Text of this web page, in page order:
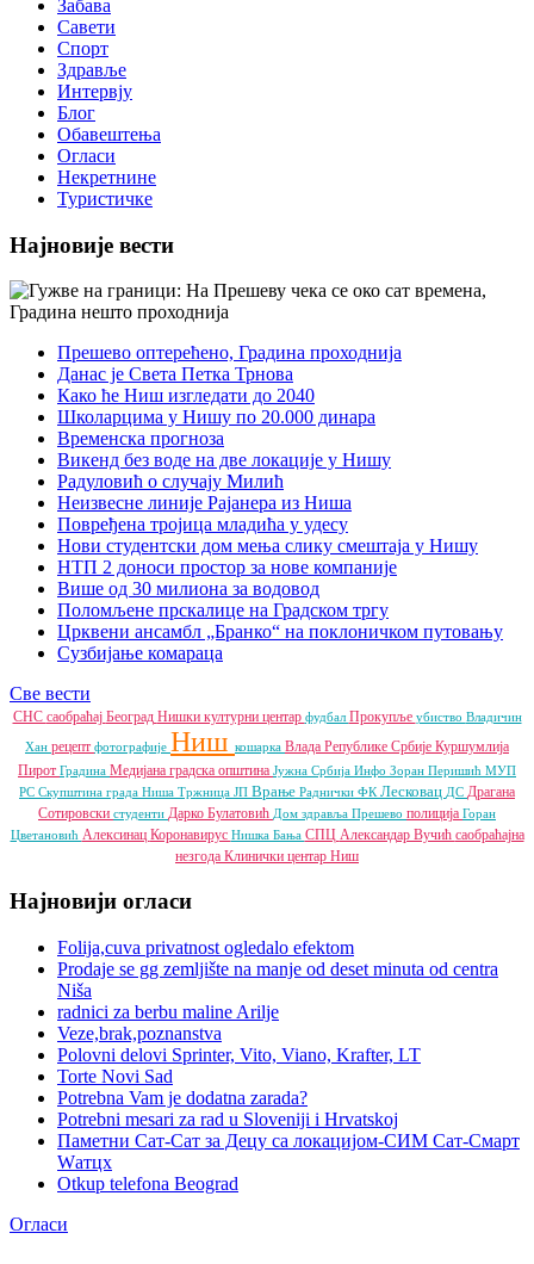
Забава
Савети
Спорт
Здравље
Интервју
Блог
Обавештења
Огласи
Некретнине
Туристичке
Најновије вести
Прешево оптерећено, Градина проходнија
Данас је Света Петка Трнова
Како ће Ниш изгледати до 2040
Школарцима у Нишу по 20.000 динара
Временска прогноза
Викенд без воде на две локације у Нишу
Радуловић о случају Милић
Неизвесне линије Рајанера из Ниша
Повређена тројица младића у удесу
Нови студентски дом мења слику смештаја у Нишу
НТП 2 доноси простор за нове компаније
Више од 30 милиона за водовод
Поломљене прскалице на Градском тргу
Црквени ансамбл „Бранко“ на поклоничком путовању
Сузбијање комараца
Све вести
СНС саобраћај Београд Нишки културни центар фудбал Прокупље убиство Владичин
Хан рецепт фотографије Ниш кошарка Влада Републике Србије Куршумлија
Пирот Градина Медијана градска општина Јужна Србија Инфо Зоран Перишић МУП
РС Скупштина града Ниша Тржница ЈП Врање Раднички ФКЛесковац ДС Драгана
Сотировски студенти Дарко Булатовић Дом здравља Прешево полиција Горан
Цветановић Алексинац Коронавирус Нишка Бања СПЦ Александар Вучић саобраћајна
незгода Клинички центар Ниш
Најновији огласи
Folija,cuva privatnost ogledalo efektom
Prodaje se gg zemljište na manje od deset minuta od centra
Niša
radnici za berbu maline Arilje
Veze,brak,poznanstva
Polovni delovi Sprinter, Vito, Viano, Krafter, LT
Torte Novi Sad
Potrebna Vam je dodatna zarada?
Potrebni mesari za rad u Sloveniji i Hrvatskoj
Паметни Сат-Сат за Децу са локацијом-СИМ Сат-Смарт
Wатцх
Otkup telefona Beograd
Огласи